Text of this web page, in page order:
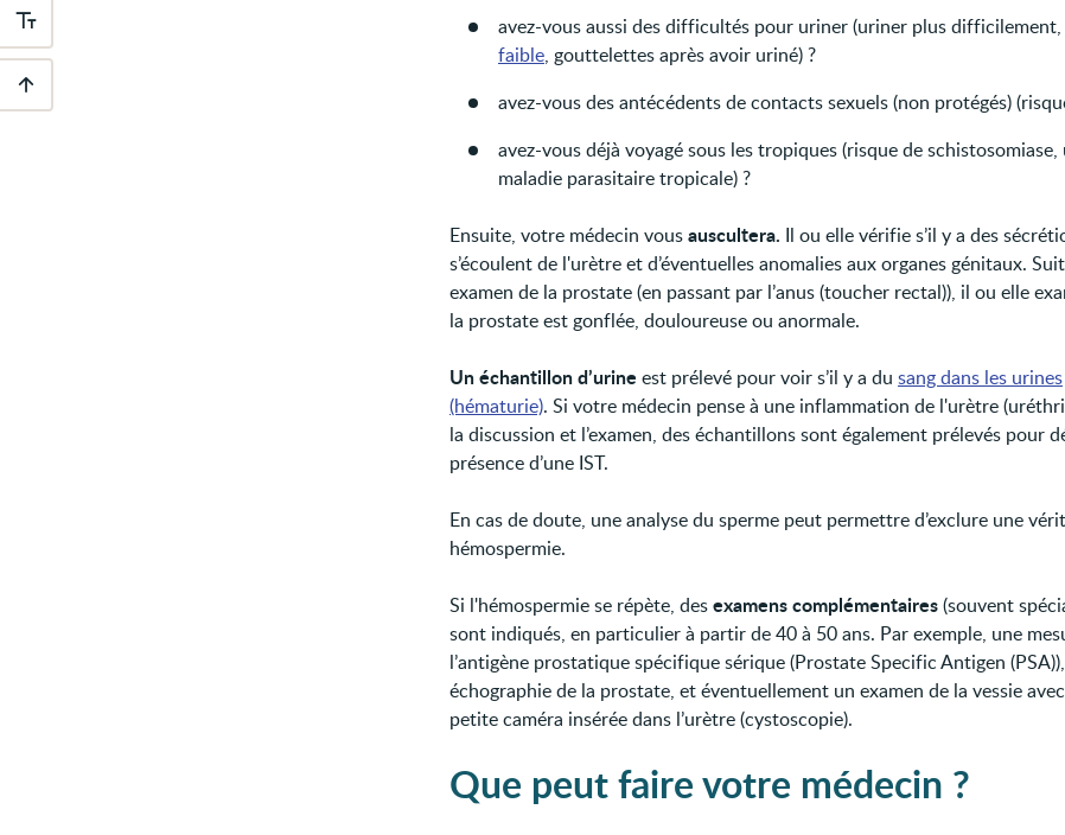
Outils
d'accessibilité
Descendre
avez-vous aussi des difficultés pour uriner (uriner plus difficilement,
faible, gouttelettes après avoir uriné) ?
avez-vous des antécédents de contacts sexuels (non protégés)
avez-vous déjà voyagé sous les tropiques (risque de schistosomiase,
maladie parasitaire tropicale) ?
Ensuite, votre médecin vousauscultera. Il ou elle vérifie s’il y a des
s’écoulent de l'urètre et d’éventuelles anomalies aux organes génitaux.
examen de la prostate (en passant par l’anus (toucher rectal)), il ou elle
la prostate est gonflée, douloureuse ou anormale.
Un échantillon d’urine est prélevé pour voir s’il y a du sang dans les urines
(hématurie). Si votre médecin pense à une inflammation de l'urètre
la discussion et l’examen, des échantillons sont également prélevés pour
présence d’une IST.
En cas de doute, une analyse du sperme peut permettre d’exclure une
hémospermie.
Si l'hémospermie se répète, desexamens complémentaires(souvent
sont indiqués, en particulier à partir de 40 à 50 ans. Par exemple, une
l’antigène prostatique spécifique sérique (Prostate Specific Antigen
échographie de la prostate, et éventuellement un examen de la vessie
petite caméra insérée dans l’urètre (cystoscopie).
Que peut faire votre médecin ?